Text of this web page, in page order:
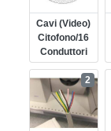
Cavi (video)
Citofono/16
Conduttori
2